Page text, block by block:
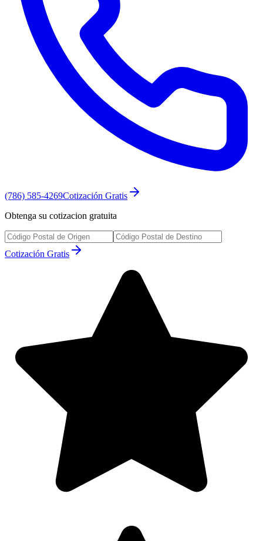
(786) 585-4269Cotización Gratis
Obtenga su cotizacion gratuita
Cotización Gratis